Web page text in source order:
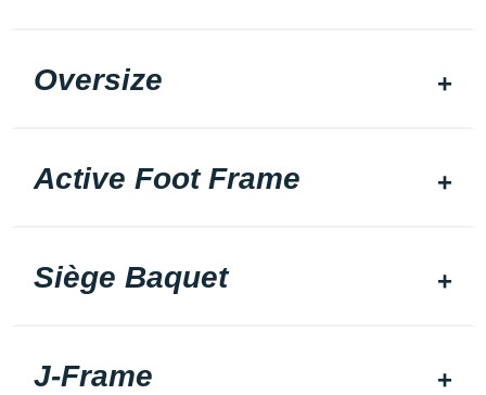
Oversize
Active Foot Frame
Siège Baquet
J-Frame